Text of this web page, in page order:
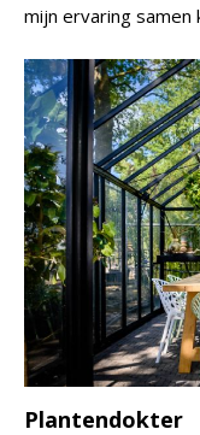
mijn ervaring samen
Plantendokter